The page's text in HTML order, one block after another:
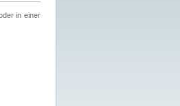
in einer